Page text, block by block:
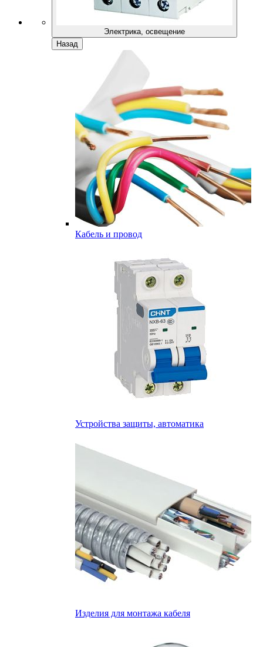
Электрика, освещение
Назад
Кабель и провод
Устройства защиты, автоматика
Изделия для монтажа кабеля